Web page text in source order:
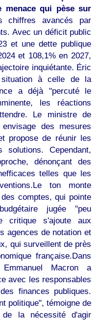
menace qui pèse sur
chiffres avancés par
Avec un déficit public
et une dette publique
et 108,1% en 2027,
inquiétante. Éric
à celle de la
a déjà "percuté le
les réactions
Le ministre de
des mesures
propose de réunir les
Cependant,
dénonçant des
telles que les
ton monte
comptes, qui pointe
jugée "peu
critique s'ajoute aux
agences de notation et
qui surveillent de près
française.Dans
Macron a
avec les responsables
finances publiques.
politique", témoigne de
la nécessité d'agir